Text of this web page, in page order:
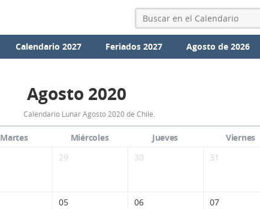
Calendario 2027 Feriados 2027 Agosto de 2026
Calendario
Lunar
Agosto
Agosto 2020
Calendario Lunar Agosto 2020 de Chile.
Martes Miércoles Jueves Viernes
29 30 31
05 06 07